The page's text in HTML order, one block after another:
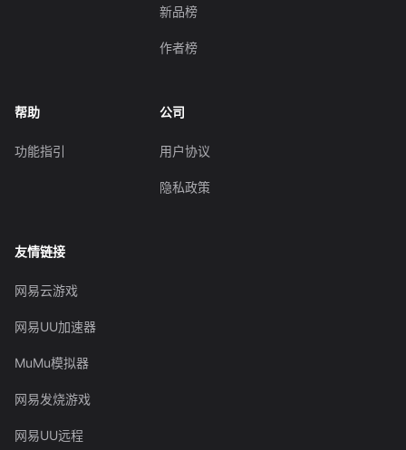
新品榜
作者榜
帮助
功能指引
公司
用户协议
隐私政策
友情链接
网易云游戏
网易UU加速器
MuMu模拟器
网易发烧游戏
网易UU远程